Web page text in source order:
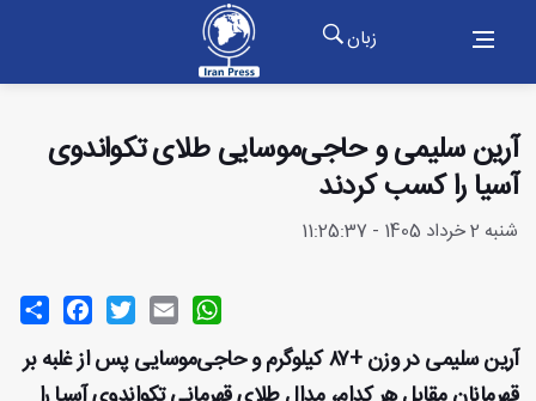
زبان
آرین سلیمی و حاجی‌موسایی طلای تکواندوی
آسیا را کسب کردند
شنبه 2 خرداد 1405 - 11:25:37
Share
FacebookTwitterEmail
WhatsApp
آرین سلیمی در وزن +۸۷ کیلوگرم و حاجی‌موسایی پس از غلبه بر